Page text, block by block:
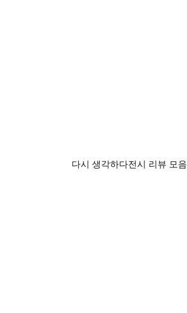
다시 생각하다전시 리뷰 모음